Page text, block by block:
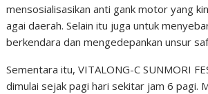
mensosialisasikan anti gank motor yang
agai daerah. Selain itu juga untuk
berkendara dan mengedepankan unsur
Sementara itu, VITALONG-C SUNMORI
dimulai sejak pagi hari sekitar jam 6 pagi.